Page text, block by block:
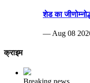
शेड का
— Aug 08
क्राइम
Breaking news